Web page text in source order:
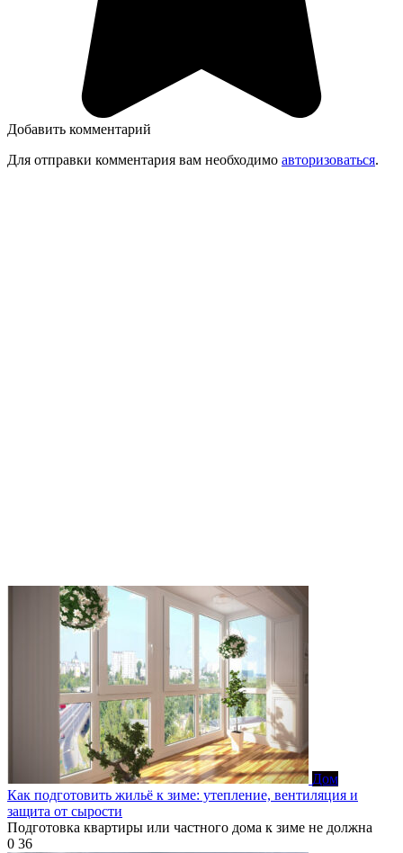
Добавить комментарий
Для отправки комментария вам необходимо авторизоваться.
Дом
Как подготовить жильё к зиме: утепление, вентиляция и
защита от сырости
Подготовка квартиры или частного дома к зиме не должна
0 36